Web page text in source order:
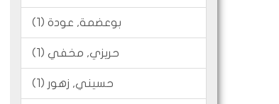
بوعضمة, عودة (1)
حريزي, مخفي (1)
حسيني, زهور (1)